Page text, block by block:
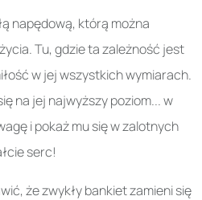
napędową, którą można
Tu, gdzie ta zależność jest
w jej wszystkich wymiarach.
na jej najwyższy poziom... w
i pokaż mu się w zalotnych
serc!
że zwykły bankiet zamieni się